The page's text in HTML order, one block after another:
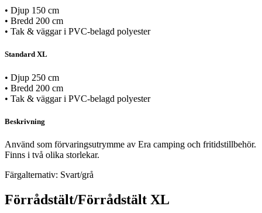
• Djup 150 cm
• Bredd 200 cm
• Tak & väggar i PVC-belagd polyester
Standard XL
• Djup 250 cm
• Bredd 200 cm
• Tak & väggar i PVC-belagd polyester
Beskrivning
Använd som förvaringsutrymme av Era camping och fritidstillbehör.
Finns i två olika storlekar.
Färgalternativ: Svart/grå
Förrådstält/Förrådstält XL